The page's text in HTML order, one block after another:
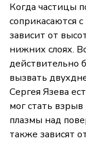
Когда частицы
соприкасаются
зависит от
нижних слоях.
действительно
вызвать
Сергея Язева
мог стать
плазмы над
также зависят